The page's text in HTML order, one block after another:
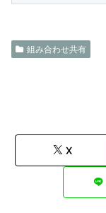
組み合わせ共有
X